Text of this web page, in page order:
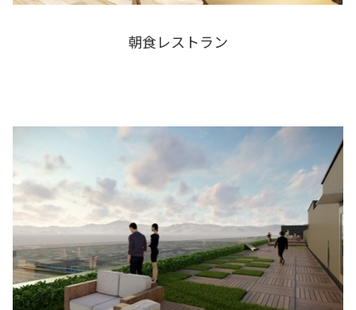
朝食レストラン